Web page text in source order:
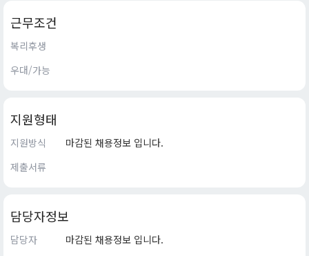
근무조건
복리후생
우대/가능
지원형태
지원방식
마감된 채용정보 입니다.
제출서류
담당자정보
담당자
마감된 채용정보 입니다.